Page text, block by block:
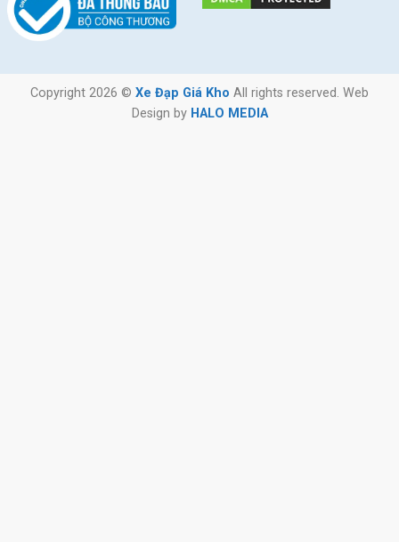
Copyright 2026 © Xe Đạp Giá Kho All rights reserved. Web
Design by HALO MEDIA